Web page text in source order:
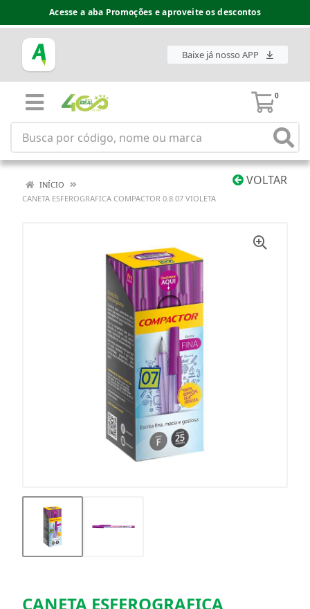
Acesse a aba Promoções e aproveite os descontos
Baixe já nosso APP
0
VOLTAR
INÍCIO
CANETA ESFEROGRAFICA COMPACTOR 0.8 07 VIOLETA
CANETA ESFEROGRAFICA